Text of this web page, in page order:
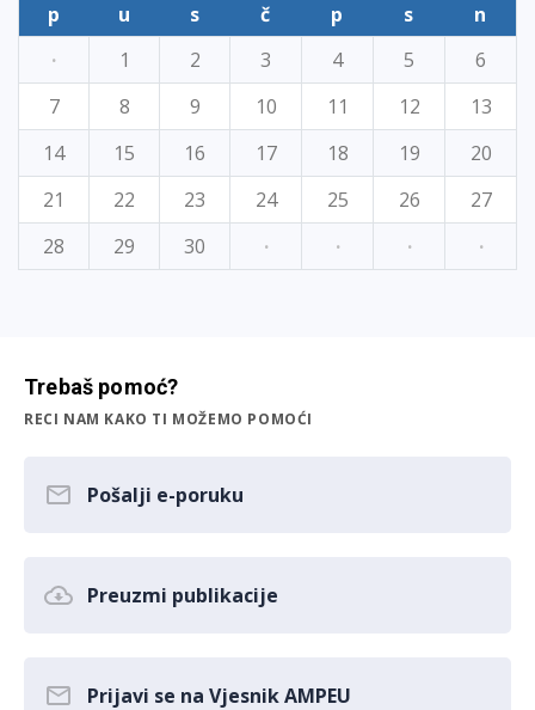
p
u s č p s
n
·
1 2 3 4 5
6
7
8 9 10 11 12
13
14
15 16 17 18 19
20
21
22 23 24 25 26
27
28
29 30 · · · ·
Trebaš pomoć?
RECI NAM KAKO TI MOŽEMO POMOĆI
Pošalji e-poruku
Preuzmi publikacije
Prijavi se na Vjesnik AMPEU